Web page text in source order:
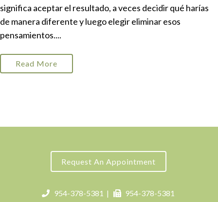
significa aceptar el resultado, a veces decidir qué harías
de manera diferente y luego elegir eliminar esos
pensamientos....
Read More
Request An Appointment
954-378-5381 | 954-378-5381